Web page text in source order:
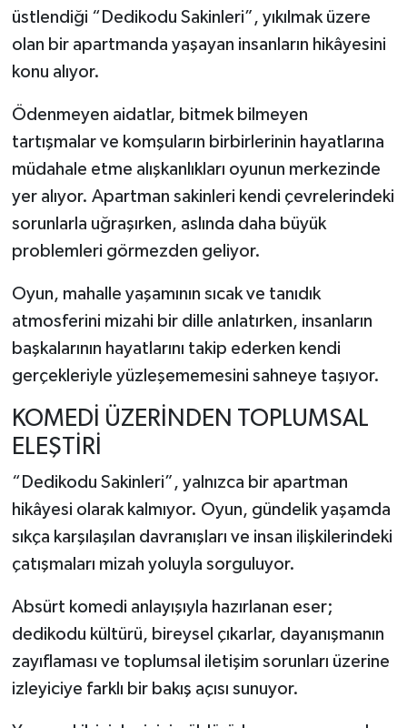
üstlendiği “Dedikodu Sakinleri”, yıkılmak üzere
olan bir apartmanda yaşayan insanların hikâyesini
konu alıyor.
Ödenmeyen aidatlar, bitmek bilmeyen
tartışmalar ve komşuların birbirlerinin hayatlarına
müdahale etme alışkanlıkları oyunun merkezinde
yer alıyor. Apartman sakinleri kendi çevrelerindeki
sorunlarla uğraşırken, aslında daha büyük
problemleri görmezden geliyor.
Oyun, mahalle yaşamının sıcak ve tanıdık
atmosferini mizahi bir dille anlatırken, insanların
başkalarının hayatlarını takip ederken kendi
gerçekleriyle yüzleşememesini sahneye taşıyor.
KOMEDİ ÜZERİNDEN TOPLUMSAL
ELEŞTİRİ
“Dedikodu Sakinleri”, yalnızca bir apartman
hikâyesi olarak kalmıyor. Oyun, gündelik yaşamda
sıkça karşılaşılan davranışları ve insan ilişkilerindeki
çatışmaları mizah yoluyla sorguluyor.
Absürt komedi anlayışıyla hazırlanan eser;
dedikodu kültürü, bireysel çıkarlar, dayanışmanın
zayıflaması ve toplumsal iletişim sorunları üzerine
izleyiciye farklı bir bakış açısı sunuyor.